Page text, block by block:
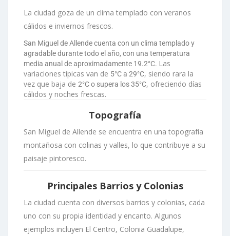
La ciudad goza de un clima templado con veranos
cálidos e inviernos frescos.
San Miguel de Allende cuenta con un clima templado y
agradable durante todo el año, con una temperatura
media anual de aproximadamente 19.2°C. Las
variaciones típicas van de 5°C a 29°C, siendo rara la
vez que baja de 2°C o supera los 35°C, ofreciendo días
cálidos y noches frescas.
Topografía
San Miguel de Allende se encuentra en una topografía
montañosa con colinas y valles, lo que contribuye a su
paisaje pintoresco.
Principales Barrios y Colonias
La ciudad cuenta con diversos barrios y colonias, cada
uno con su propia identidad y encanto. Algunos
ejemplos incluyen El Centro, Colonia Guadalupe,